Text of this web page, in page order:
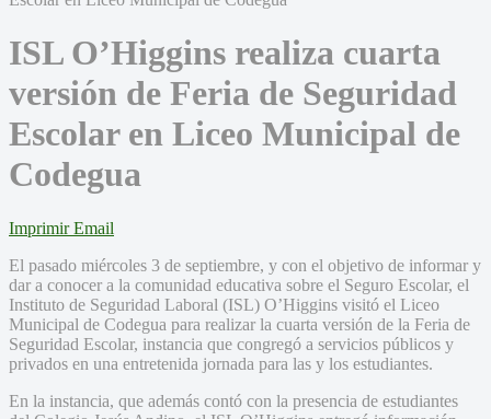
ISL O’Higgins realiza cuarta
versión de Feria de Seguridad
Escolar en Liceo Municipal de
Codegua
Imprimir Email
El pasado miércoles 3 de septiembre, y con el objetivo de informar y
dar a conocer a la comunidad educativa sobre el Seguro Escolar, el
Instituto de Seguridad Laboral (ISL) O’Higgins visitó el Liceo
Municipal de Codegua para realizar la cuarta versión de la Feria de
Seguridad Escolar, instancia que congregó a servicios públicos y
privados en una entretenida jornada para las y los estudiantes.
En la instancia, que además contó con la presencia de estudiantes